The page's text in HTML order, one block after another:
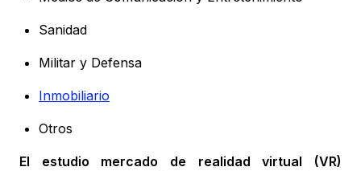
Sanidad
Militar y Defensa
Inmobiliario
Otros
El estudio mercado de realidad virtual (VR)